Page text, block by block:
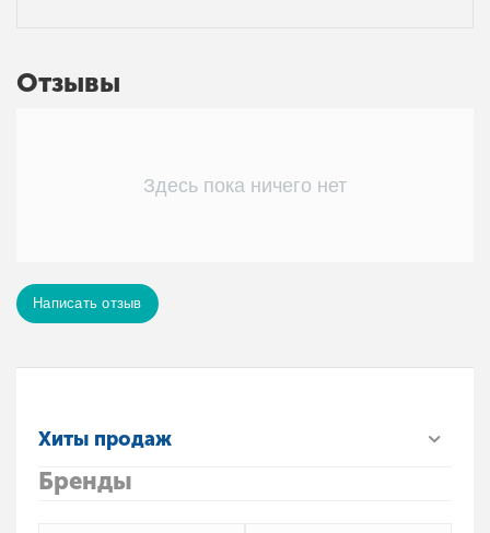
Отзывы
Здесь пока ничего нет
Написать отзыв
Хиты продаж
Бренды